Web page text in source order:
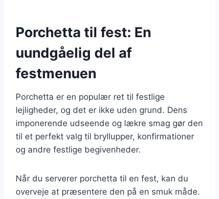
Porchetta til fest: En
uundgåelig del af
festmenuen
Porchetta er en populær ret til festlige
lejligheder, og det er ikke uden grund. Dens
imponerende udseende og lækre smag gør den
til et perfekt valg til bryllupper, konfirmationer
og andre festlige begivenheder.
Når du serverer porchetta til en fest, kan du
overveje at præsentere den på en smuk måde.